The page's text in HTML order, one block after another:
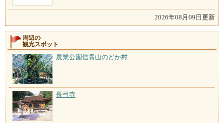
2026年08月09日更新
周辺の
観光スポット
農業公園信貴山のどか村
長弓寺